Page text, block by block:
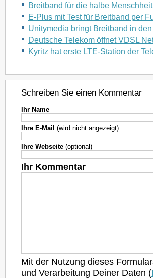
Breitband für die halbe
E-Plus mit Test für Breitband per
Unitymedia bringt Breitband in
Deutsche Telekom öffnet VDSL
Kyritz hat erste LTE-Station der
Schreiben Sie einen Kommentar
Ihr Name
Ihre E-Mail (wird nicht angezeigt)
Ihre Webseite (optional)
Ihr Kommentar
Mit der Nutzung dieses
und Verarbeitung Deiner Daten (